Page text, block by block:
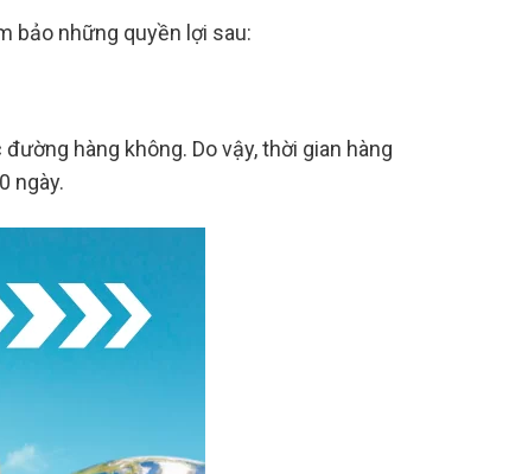
bảo những quyền lợi sau:
hàng không. Do vậy, thời gian hàng
ngày.